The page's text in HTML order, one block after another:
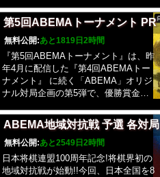
本戦優勝者が叡王への挑戦権を獲
得)。
第5回ABEMAトーナメント PR
無料公開:あと1819日2時間
『第5回ABEMAトーナメント』は、昨
年4月に配信した『第4回ABEMAトー
ナメント』 に続く「ABEMA」オリジ
ナル対局企画の第5弾で、優勝賞金
ト会議を経て決定したチームによる団
体戦。 3人1組15チームが激突し新リ
ーダーとして山崎八段が初参戦。対局
のルールは慣例のAbemaTVルール。
「AbemaTVルール」は、持ち時間5分
ABEMA地域対抗戦 予選 各対局
無料公開:あと2549日2時間
日本将棋連盟100周年記念!将棋界初の
地域対抗戦が始動!!今回、日本全国を8